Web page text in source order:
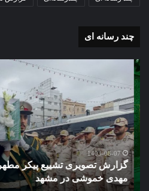
چند رسانه ای
گزارش
تصویری
تشییع
پیکر
مطهر
شهید
امنیت
ستوانیکم
مهدی
خموشی
1403-08-07
گزارش تصویری تشییع پیکر مطهر
مهدی خموشی در مشهد